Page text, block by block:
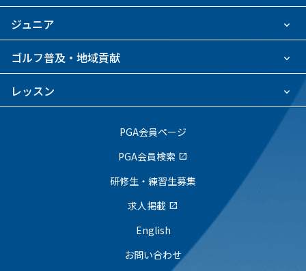
ジュニア
ゴルフ普及・地域貢献
レッスン
PGA会員ページ
PGA会員検索 open_in_new
研修生・練習生募集
求人掲載 open_in_new
English
お問い合わせ